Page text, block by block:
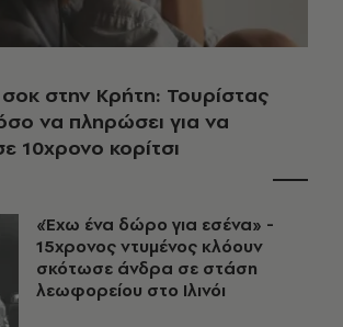
σοκ στην Κρήτη: Τουρίστας
να πληρώσει για να
10χρονο κορίτσι
«Έχω ένα δώρο για εσένα» -
15χρονος ντυμένος κλόουν
σκότωσε άνδρα σε στάση
λεωφορείου στο Ιλινόι